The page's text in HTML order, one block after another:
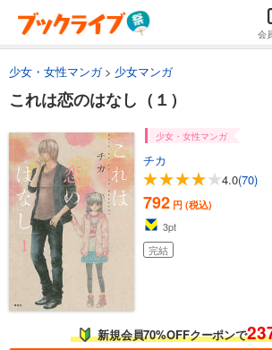
会
少女・女性マンガ 少女マンガ
これは恋のはなし（１）
少女・女性マンガ
チカ
4.0(70)
792 円 (税込)
3pt
完結
新規会員70%OFFクーポンで